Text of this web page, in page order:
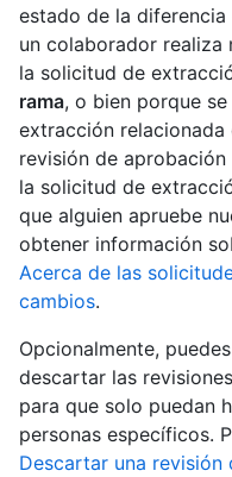
estado de la
un colaborador realiza
la solicitud de
rama, o bien porque
extracción relacionada
revisión de
la solicitud de
que alguien apruebe
obtener información
Acerca de las
cambios.
Opcionalmente,
descartar las
para que solo puedan
personas específicos.
Descartar una